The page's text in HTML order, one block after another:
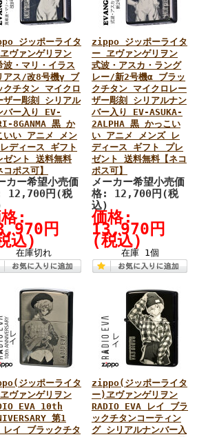
ジッポーライタ
ヴァンゲリヲン
波・マリ・イラス
アス/改8号機γ ブ
クチタン マイクロ
ザー彫刻 シリアル
バー入り EV-
8GANMA 黒 か
いい アニメ メン
ディース ギフト
ゼント 送料無料
コポス可】
カー希望小売価
12,700円(税
:
円
込)
在庫切れ
zippo ジッポーライタ
ー ヱヴァンゲリヲン
式波・アスカ・ラング
レー/新2号機α ブラッ
クチタン マイクロレー
ザー彫刻 シリアルナン
バー入り EV-ASUKA-
2ALPHA 黒 かっこい
い アニメ メンズ レ
ディース ギフト プレ
ゼント 送料無料【ネコ
ポス可】
メーカー希望小売価
格: 12,700円(税
込)
価格:
13,970円
(税込)
在庫 1個
ジッポーライタ
ヴァンゲリヲン
EVA 10th
第1
イ ブラックチタ
zippo(ジッポーライタ
ー)ヱヴァンゲリヲン
RADIO EVA レイ ブラ
ックチタンコーティン
グ シリアルナンバー入